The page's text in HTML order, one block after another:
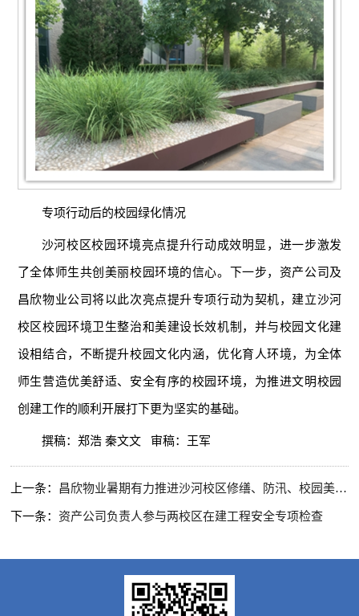
专项行动后的校园绿化情况
沙河校区校园环境亮点提升行动成效明显，进一步激发
了全体师生共创美丽校园环境的信心。下一步，资产公司及
昌欣物业公司将以此次亮点提升专项行动为契机，建立沙河
校区校园环境卫生整治和美建设长效机制，并与校园文化建
设相结合，不断提升校园文化内涵，优化育人环境，为全体
师生营造优美舒适、安全有序的校园环境，为推进文明校园
创建工作的顺利开展打下更为坚实的基础。
撰稿：郑浩 秦文文 审稿：王军
上一条： 昌欣物业暑期有力推进沙河校区修缮、防汛、校园美化和迎新准备等工作
下一条：资产公司负责人参与两校区在建工程安全专项检查